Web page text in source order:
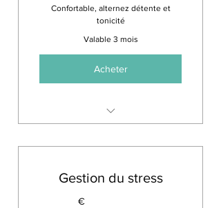
Confortable, alternez détente et
tonicité
Valable 3 mois
Acheter
toute sécurité
pour 10 personnes
10€ par personne
Gestion du stress
€